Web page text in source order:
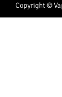
Copyright ©